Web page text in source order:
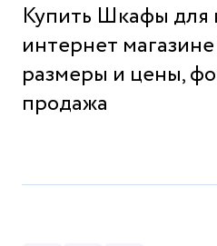
Купить Шкафы для
интернет
размеры и цены,
продажа